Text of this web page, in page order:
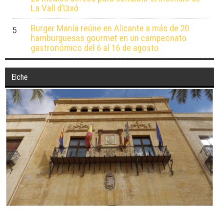
La Vall d’Uixó
5
Burger Manía reúne en Alicante a más de 20
hamburguesas gourmet en un campeonato
gastronómico del 6 al 16 de agosto
Elche